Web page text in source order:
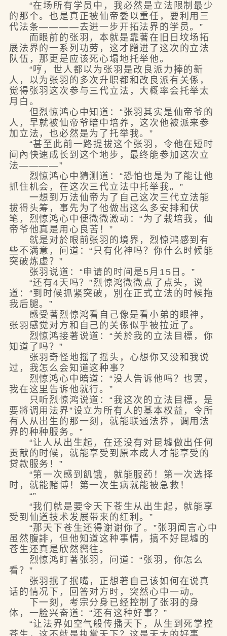
“在场所有学员中，我必然是立法限制最少
的那个。也是真正被仙帝委以重任，要利用三
代法条————去进一步开拓法界的学员。”
而眼前的张羽，本就是靠著在旧日坟场拓
展法界的一系列功劳，这才蹭进了这次的立法
队伍，那更是应该死心塌地托举他。
“哼，世人都以为张羽是改良派力捧的新
人，以为张羽的多次升职都和改良派有关係，
觉得张羽这次参与三代立法，大概率会托举太
月白。
但烈惊鸿心中知道：“张羽其实是仙帝爷的
人，早就被仙帝爷暗中培养，这次他被派来参
加立法，也必然是为了托举我。”
“甚至此前一路提拔这个张羽，令他在短时
间內快速成长到这个地步，最终能参加这次立
法————”
烈惊鸿心中猜测道：“恐怕也是为了能让他
抓住机会，在这次三代立法中托举我。”
一想到万法仙帝为了自己这次三代立法能
拔得头筹，事先为了他做出这么多安排和伏
笔，烈惊鸿心中便微微激动：“为了栽培我，仙
帝爷他真是用心良苦！”
就是对於眼前张羽的境界，烈惊鸿感到有
些不满意，问道：“只有化神吗？你什么时候能
突破炼虚？”
张羽说道：“申请的时间是5月15日。”
“还有4天吗？”烈惊鸿微微点了点头，说
道：“到时候抓紧突破，別在正式立法的时候拖
我后腿。”
感受著烈惊鸿看自己像是看小弟的眼神，
张羽感觉对方和自己的关係似乎被拉近了。
烈惊鸿接著说道：“关於我的立法目標，你
知道了吗？”
张羽奇怪地摇了摇头，心想你又没和我说
过，我怎么会知道这种事？
烈惊鸿心中暗道：“没人告诉他吗？也罢，
我在这里告诉他就行。”
只听烈惊鸿说道：“我这次的立法目標，是
要將调用法界”设立为所有人的基本权益，令所
有人从出生的那一刻，就能联通法界，调用法
界的种种服务。”
“让人从出生起，在还没有对昆墟做出任何
贡献的时候，就能享受到原本成人才能享受的
贷款服务！”
“第一次感到飢饿，就能服药！第一次选择
时，就能赌博！第一次生病就能被急救！
“”
“我们就是要令天下苍生从出生起，就能享
受到仙道技术发展带来的红利。”
“那天下苍生还得谢谢你了。”张羽闻言心中
虽然腹誹，但他知道这种事情，搞不好昆墟的
苍生还真是欣然嚮往。
烈惊鸿盯著张羽，问道：“张羽，你怎么
看？”
张羽抿了抿嘴，正想著自己该如何在说真
话的情况下，回答对方时，突然心中一动。
下一刻，考宗分身已经控制了张羽的身
体，一脸兴奋道：“还有这种好事？”
“让法界如空气般传播天下，从生到死掌控